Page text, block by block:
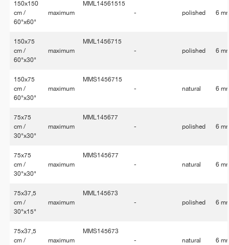
150x150
cm /
60"x60"
maximum
MML14561515
-
polished 6
150x75
cm /
60"x30"
maximum
MML1456715
-
polished 6
150x75
cm /
60"x30"
maximum
MMS1456715
-
natural 6
75x75
cm /
30"x30"
maximum
MML145677
-
polished 6
75x75
cm /
30"x30"
maximum
MMS145677
-
natural 6
75x37,5
cm /
30"x15"
maximum
MML145673
-
polished 6
75x37,5
cm /
maximum
MMS145673
-
natural 6